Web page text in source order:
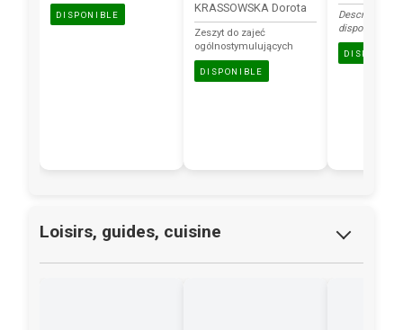
DISPONIBLE KRASSOWSKA Dorota
Zeszyt do zajeć
ogólnostymulujących
DISPONIBLE
Description
disponible.
Loisirs, guides, cuisine